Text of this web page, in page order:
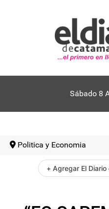
Sábado 8
Politica y Economia
+ Agregar El